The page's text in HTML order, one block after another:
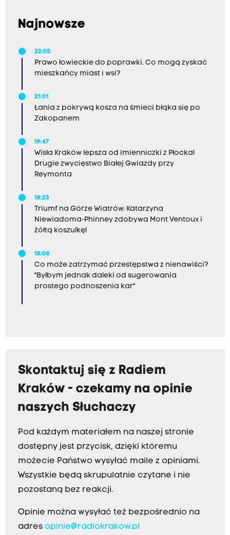
Najnowsze
22:05
Prawo łowieckie do poprawki. Co mogą zyskać
mieszkańcy miast i wsi?
21:01
Łania z pokrywą kosza na śmieci błąka się po
Zakopanem
19:47
Wisła Kraków lepsza od imienniczki z Płocka!
Drugie zwycięstwo Białej Gwiazdy przy
Reymonta
18:23
Triumf na Górze Wiatrów: Katarzyna
Niewiadoma-Phinney zdobywa Mont Ventoux i
żółtą koszulkę!
18:08
Co może zatrzymać przestępstwa z nienawiści?
"Byłbym jednak daleki od sugerowania
prostego podnoszenia kar"
Skontaktuj się z Radiem
Kraków - czekamy na opinie
naszych Słuchaczy
Pod każdym materiałem na naszej stronie
dostępny jest przycisk, dzięki któremu
możecie Państwo wysyłać maile z opiniami.
Wszystkie będą skrupulatnie czytane i nie
pozostaną bez reakcji.
Opinie można wysyłać też bezpośrednio na
adres opinie@radiokrakow.pl